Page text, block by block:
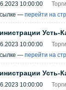
10:00:00
— перейти на
Усть-
10:00:00
— перейти на
Усть-
10:00:00